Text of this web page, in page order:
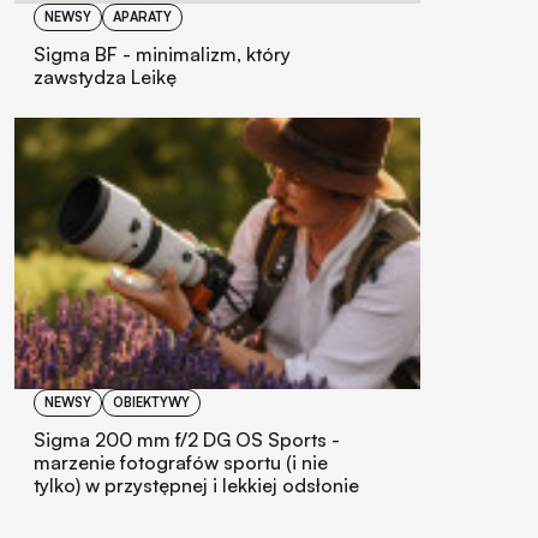
NEWSY APARATY
Sigma BF - minimalizm, który
zawstydza Leikę
NEWSY OBIEKTYWY
Sigma 200 mm f/2 DG OS Sports -
marzenie fotografów sportu (i nie
tylko) w przystępnej i lekkiej odsłonie